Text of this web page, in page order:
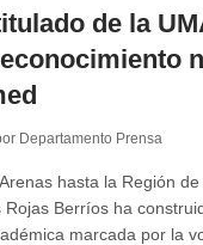
de la
Departamento Prensa
hasta la Región
Rojas Berríos ha
marcada por la